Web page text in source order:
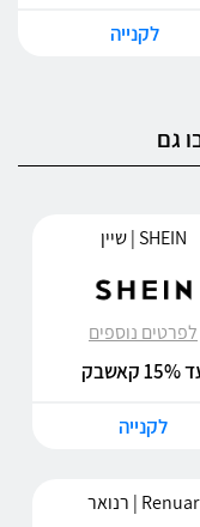
לקנייה
גם
SHEIN | שיין
לפרטים נוספים
קאשבק
לקנייה
Renuar | רנואר